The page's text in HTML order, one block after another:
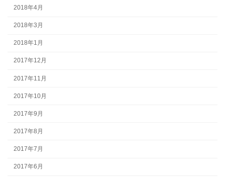
2018年4月
2018年3月
2018年1月
2017年12月
2017年11月
2017年10月
2017年9月
2017年8月
2017年7月
2017年6月